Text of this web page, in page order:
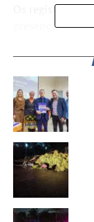
Os registros
disponível pelo
TÓPICOS
FEATURED
A SEGUIR UP
Canoas
gestantes a
NÃO SE ESQUEÇA
Especialistas
no Sul do país